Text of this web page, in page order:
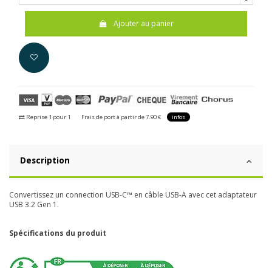
Ajouter au panier
Reprise 1 pour 1 Frais de port à partir de 7.90 € infos
Description
Convertissez un connection USB-C™ en câble USB-A avec cet adaptateur
USB 3.2 Gen 1.
Spécifications du produit